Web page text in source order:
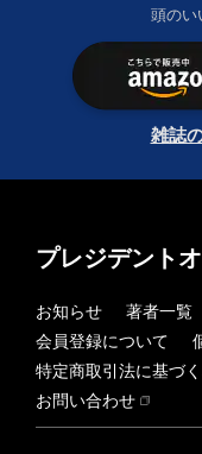
頭のい
雑誌
プレジデント
お知らせ 著者一覧
会員登録について
特定商取引法に基づ
お問い合わせ